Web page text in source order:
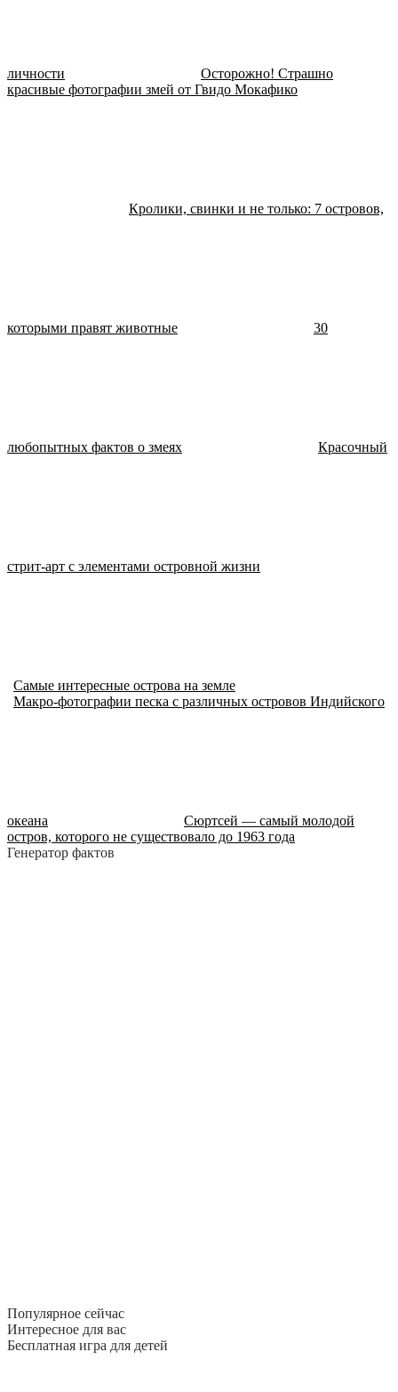
личности
Осторожно! Страшно
красивые фотографии змей от Гвидо Мокафико
Кролики, свинки и не только: 7 островов,
которыми правят животные 30
любопытных фактов о змеях Красочный
стрит-арт с элементами островной жизни
Самые интересные острова на земле
Макро-фотографии песка с различных островов Индийского
океана
Сюртсей — самый молодой
остров, которого не существовало до 1963 года
Генератор фактов
Популярное сейчас
Интересное для вас
Бесплатная игра для детей